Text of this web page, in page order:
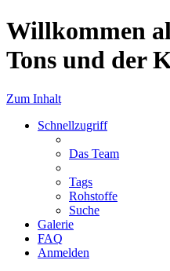
Willkommen
Tons und der
Zum Inhalt
Schnellzugriff
Das Team
Tags
Rohstoffe
Suche
Galerie
FAQ
Anmelden